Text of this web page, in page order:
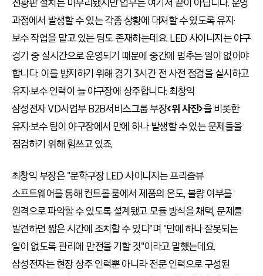
전광판 설치는 마무리됐지만 업무는 여기서 끝이 아닙니다. 운영
과정에서 발생할 수 있는 각종 상황에 대처할 수 있도록 유지·
보수 작업을 맡고 있는 팀도 존재하는데요. LED 사이니지는 야구
경기 중 실시간으로 운영되기 때문에 중간에 멈추는 일이 없어야
합니다. 이를 방지하기 위해 경기 3시간 전 사전 점검을 실시하고
유지·보수 인력이 늘 야구장에 상주합니다. 최창익
삼성전자 VD사업부 B2B서비스그룹 부장<위 사진>을 비롯한
유지·보수 팀이 야구장에서 만에 하나 발생할 수 있는 문제들을
점검하기 위해 힘쓰고 있죠.
최창익 부장은 "문학구장 LED 사이니지는 프리즘뷰
소프트웨어를 통해 컨트롤 룸에서 제품의 온도, 불량 여부를
원격으로 파악할 수 있도록 설계됐고 모듈 방식을 채택, 문제를
발견하면 짧은 시간에 조치할 수 있다"며 "만에 하나 잘못되는
일이 없도록 관리에 만전을 기할 것"이라고 말했는데요.
삼성전자는 현장 상주 인력뿐 아니라 전문 인력으로 구성된